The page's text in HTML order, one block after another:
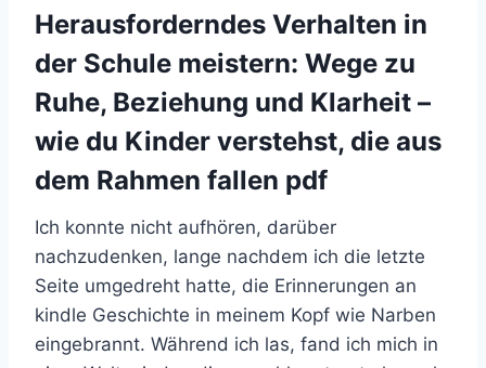
Herausforderndes Verhalten in
der Schule meistern: Wege zu
Ruhe, Beziehung und Klarheit –
wie du Kinder verstehst, die aus
dem Rahmen fallen pdf
Ich konnte nicht aufhören, darüber
nachzudenken, lange nachdem ich die letzte
Seite umgedreht hatte, die Erinnerungen an
kindle Geschichte in meinem Kopf wie Narben
eingebrannt. Während ich las, fand ich mich in